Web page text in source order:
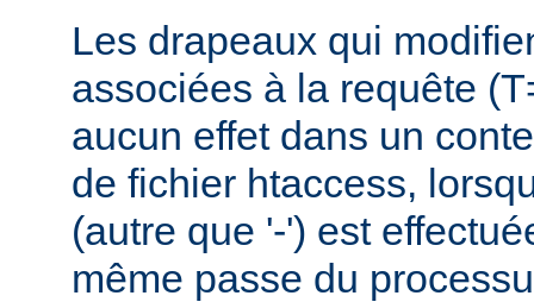
Les drapeaux qui
associées à la requête
aucun effet dans un
de fichier htaccess,
(autre que '-') est
même passe du